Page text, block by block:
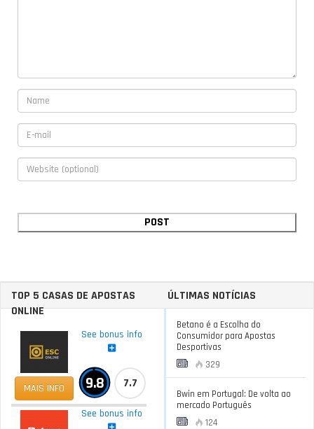
TOP 5 CASAS DE APOSTAS
ONLINE
MAIS INFO
See bonus info
9.8 7.7
See bonus info
ÚLTIMAS NOTÍCIAS
Betano é a Escolha do
Consumidor para Apostas
Desportivas
329
Bwin em Portugal: De volta ao
mercado Português
124